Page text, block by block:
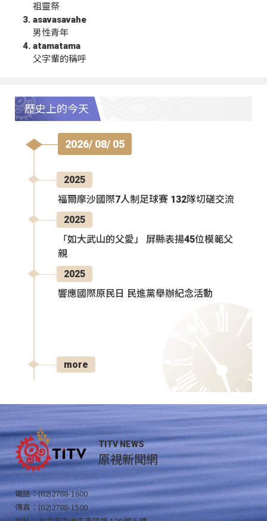
祖靈祭
asavasavahe
男性青年
atamatama
父字輩的稱呼
歷史上的今天
2026/ 08/ 05
2025
福爾摩沙國際7人制足球賽 132隊切磋交流
2025
「如大武山的父愛」 屏縣表揚45位模範父
親
2025
響應國際原民日 民進黨舉辦紀念活動
more
TITV NEWS
原視新聞網
電話：(02)2788-1600
傳真：(02)2788-1500